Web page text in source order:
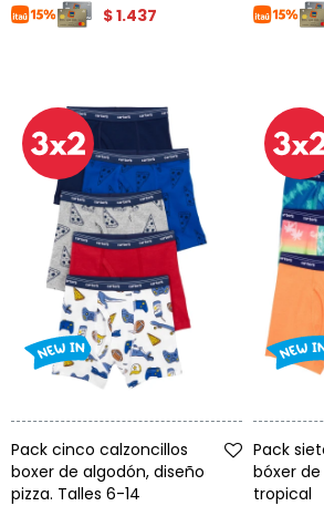
$1.437
Pack cinco calzoncillos
boxer de algodón, diseño
pizza. Talles 6-14
Pack
bóxer
tropical